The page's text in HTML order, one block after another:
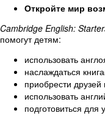
Откройте мир
Cambridge English:
помогут детям:
использовать
наслаждаться
приобрести
использовать
подготовиться